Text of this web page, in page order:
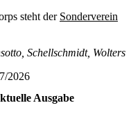
steht der Sonderverein
Schellschmidt, Wolters
2026
Ausgabe